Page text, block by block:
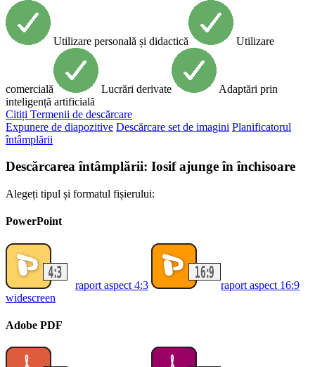
Utilizare personală și didactică Utilizare
comercială Lucrări derivate
Adaptări prin
inteligență artificială
Citiți Termenii de descărcare
Expunere de diapozitive Descărcare set de imagini Planificatorul
întâmplării
Descărcarea întâmplării: Iosif ajunge în închisoare
Alegeți tipul și formatul fișierului:
PowerPoint
raport aspect 4:3
raport aspect 16:9
widescreen
Adobe PDF